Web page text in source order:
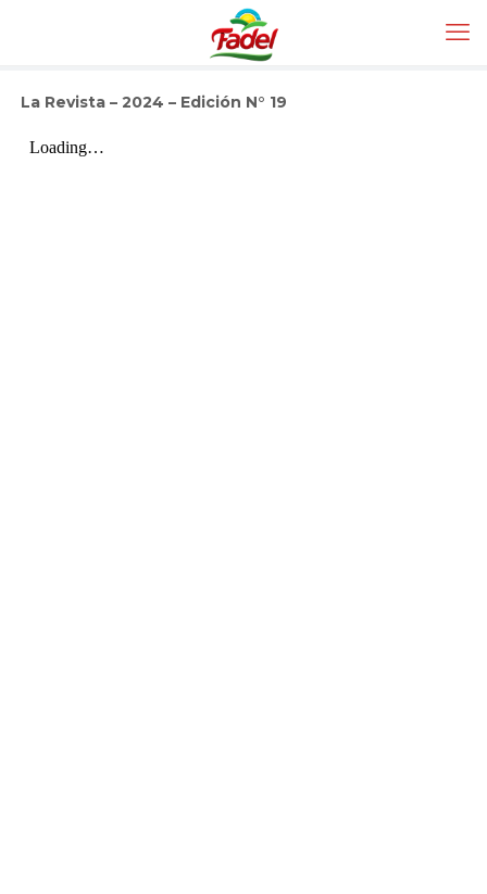
La Revista – 2024 – Edición N° 19